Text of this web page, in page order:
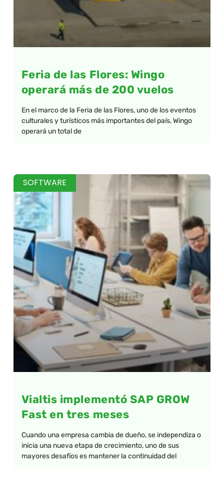
Feria de las Flores: Wingo
operará más de 200 vuelos
En el marco de la Feria de las Flores, uno de los eventos
culturales y turísticos más importantes del país, Wingo
operará un total de
SOFTWARE
Vialtis implementó SAP GROW
Fast en tres meses
Cuando una empresa cambia de dueño, se independiza o
inicia una nueva etapa de crecimiento, uno de sus
mayores desafíos es mantener la continuidad del